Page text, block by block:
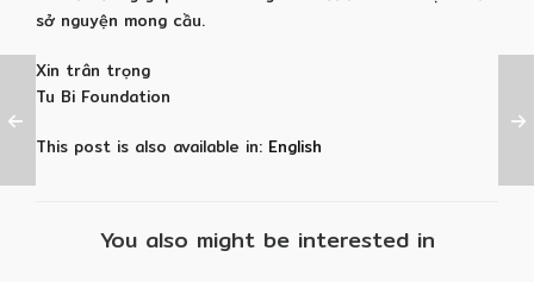
sở nguyện mong cầu.
Xin trân trọng
Tu Bi Foundation
This post is also available in: English
You also might be interested in